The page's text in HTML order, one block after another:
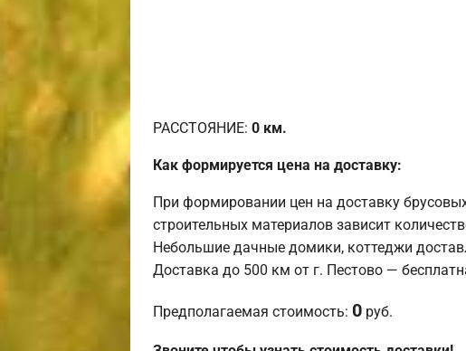
РАССТОЯНИЕ: 0 км.
Как формируется цена на доставку:
При формировании цен на доставку
строительных материалов зависит
Небольшие дачные домики, коттеджи
Доставка до 500 км от г. Пестово —
Предполагаемая стоимость: 0 руб.